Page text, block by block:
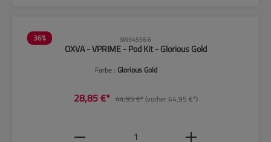
36% SW54556.6
OXVA - VPRIME - Pod Kit - Glorious Gold
Farbe :Glorious Gold
28,85 €* 44,95 €*(vorher 44,95 €*)
Produkt Anzahl: Gib den